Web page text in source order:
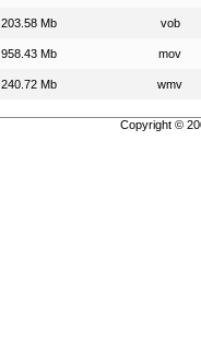
203.58 Mb vob
958.43 Mb mov
240.72 Mb wmv
Copyright ©